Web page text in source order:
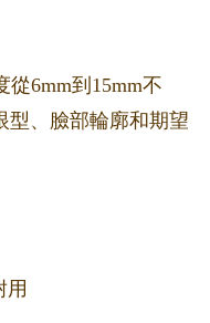
6mm到15mm不
型、臉部輪廓和期望
用